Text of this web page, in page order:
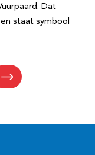
Dat
staat symbool